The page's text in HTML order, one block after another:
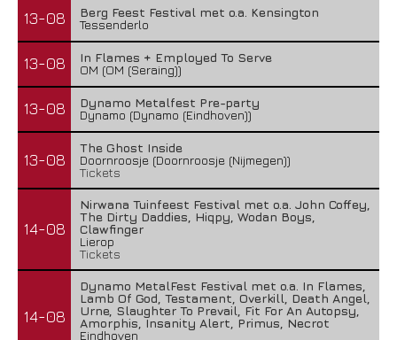
13-08
Berg Feest Festival met o.a. Kensington
Tessenderlo
13-08
In Flames + Employed To Serve
OM (OM (Seraing))
13-08
Dynamo Metalfest Pre-party
Dynamo (Dynamo (Eindhoven))
13-08
The Ghost Inside
Doornroosje (Doornroosje (Nijmegen))
Tickets
14-08
Nirwana Tuinfeest Festival met o.a. John Coffey,
The Dirty Daddies, Hiqpy, Wodan Boys,
Clawfinger
Lierop
Tickets
14-08
Dynamo MetalFest Festival met o.a. In Flames,
Lamb Of God, Testament, Overkill, Death Angel,
Urne, Slaughter To Prevail, Fit For An Autopsy,
Amorphis, Insanity Alert, Primus, Necrot
Eindhoven